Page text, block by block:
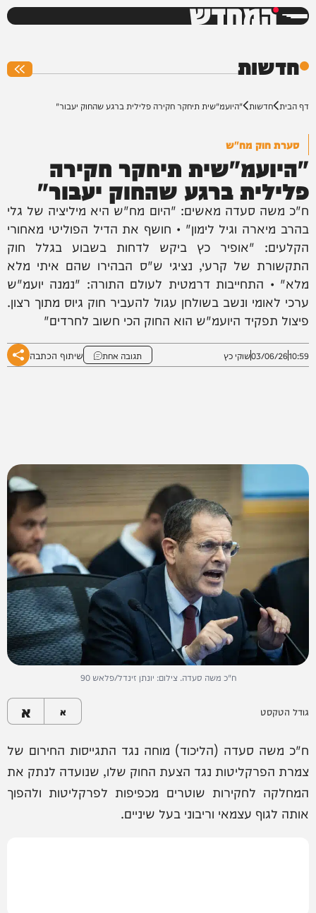
המחדש
חדשות
דף הבית חדשות "היועמ"שית תיחקר חקירה פלילית ברגע שהחוק יעבור"
סערת חוק מח"ש
"היועמ"שית תיחקר חקירה
פלילית ברגע שהחוק יעבור"
ח"כ משה סעדה מאשים: "היום מח"ש היא מיליציה של גלי
בהרב מיארה וגיל לימון" • חושף את הדיל הפוליטי מאחורי
הקלעים: "אופיר כץ ביקש לדחות בשבוע בגלל חוק
התקשורת של קרעי, נציגי ש"ס הבהירו שהם איתי מלא
מלא" • התחייבות דרמטית לעולם התורה: "נמנה יועמ"ש
ערכי לאומי ונשב בשולחן עגול להעביר חוק גיוס מתוך רצון.
פיצול תפקיד היועמ"ש הוא החוק הכי חשוב לחרדים"
10:59
03/06/26שוקי כץ תגובה אחת שיתוף הכתבה
ח"כ משה סעדה. צילום: יונתן זינדל/פלאש 90
גודל הטקסט א א
ח"כ משה סעדה (הליכוד) מוחה נגד התגייסות החירום של
צמרת הפרקליטות נגד הצעת החוק שלו, שנועדה לנתק את
המחלקה לחקירות שוטרים מכפיפות לפרקליטות ולהפוך
אותה לגוף עצמאי וריבוני בעל שיניים.